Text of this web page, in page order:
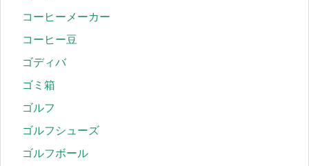
コーヒーメーカー
コーヒー豆
ゴディバ
ゴミ箱
ゴルフ
ゴルフシューズ
ゴルフボール